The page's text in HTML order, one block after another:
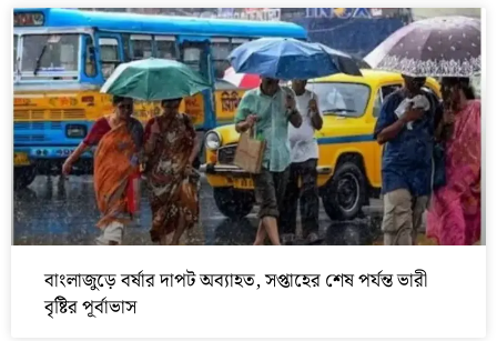
বাংলাজুড়ে বর্ষার দাপট অব্যাহত, সপ্তাহের শেষ পর্যন্ত ভারী
বৃষ্টির পূর্বাভাস